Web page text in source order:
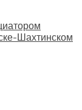
Шахтинском